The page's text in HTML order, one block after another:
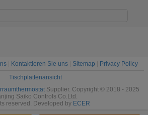
| Kontaktieren Sie uns| Sitemap
Privacy Policy
Tischplattenansicht
Supplier. Copyright © 2018 - 2025
Saiko Controls Co.Ltd.
reserved. Developed by ECER